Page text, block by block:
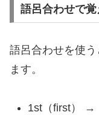
語呂合わせで
語呂合わせを使
ます。
1st（first） →